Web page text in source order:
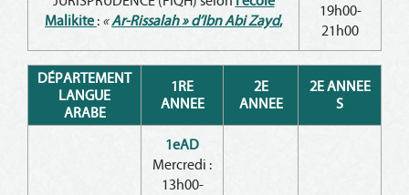
Malikite : «Ar-Rissalah » d’Ibn Abi Zayd,
19h00-
21h00
DÉPARTEMENT
LANGUE
ARABE
1RE
ANNEE
2E
ANNEE
2E ANNEE
S
1eAD
Mercredi :
13h00-